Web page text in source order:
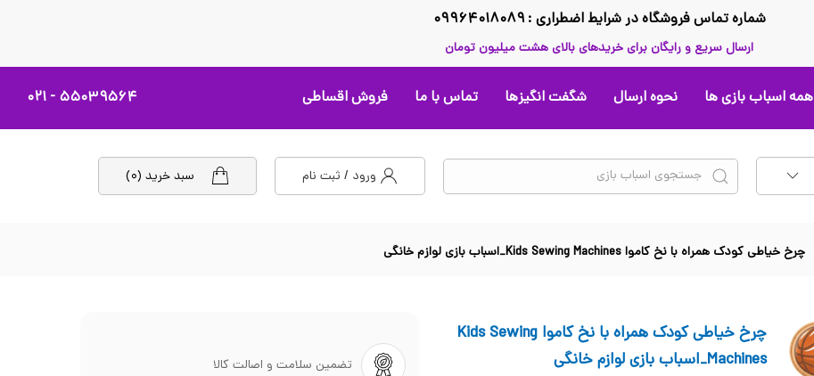
شماره تماس فروشگاه در شرایط اضطراری : ۰۹۹۶۴۰۱۸۰۸۹
ارسال سریع و رایگان برای خریدهای بالای هشت میلیون تومان
همه اسباب بازی ها نحوه ارسال شگفت انگیزها تماس با ما فروش اقساطی ۵۵۰۳۹۵۶۴ - ۰۲۱
ورود / ثبت نام سبد خرید (۰)
چرخ خیاطی کودک همراه با نخ کاموا Kids Sewing Machines_اسباب بازی لوازم خانگی
چرخ خیاطی کودک همراه با نخ کاموا Kids Sewing
Machines_اسباب بازی لوازم خانگی
تضمین سلامت و اصالت کالا